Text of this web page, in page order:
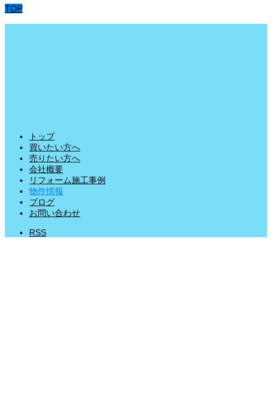
TOP
トップ
買いたい方へ
売りたい方へ
会社概要
リフォーム施工事例
物件情報
ブログ
お問い合わせ
RSS